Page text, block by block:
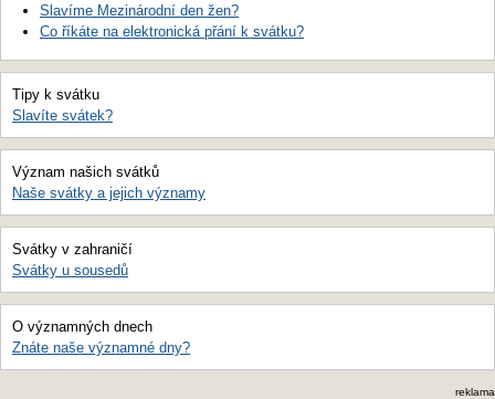
Slavíme Mezinárodní den žen?
Co říkáte na elektronická přání k svátku?
Tipy k svátku
Slavíte svátek?
Význam našich svátků
Naše svátky a jejich významy
Svátky v zahraničí
Svátky u sousedů
O významných dnech
Znáte naše významné dny?
reklama